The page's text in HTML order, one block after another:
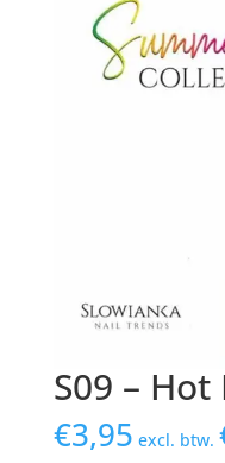
S09 –
€3,95 excl. btw.